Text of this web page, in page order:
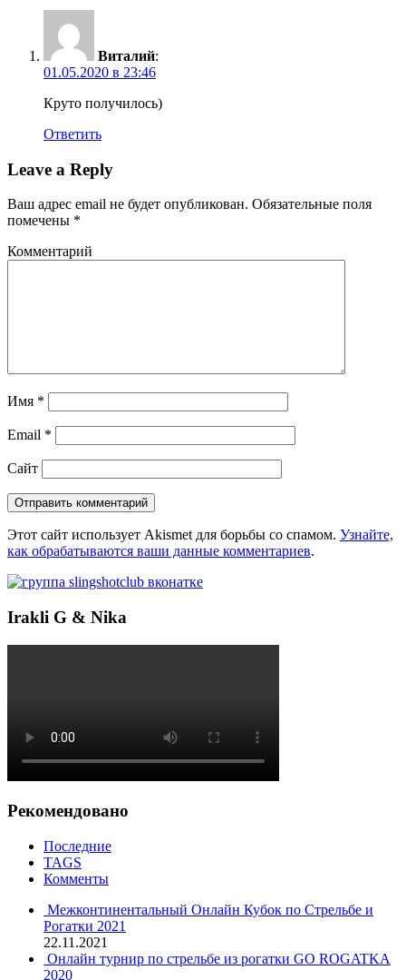
Виталий:
01.05.2020 в 23:46
Круто получилось)
Ответить
Leave a Reply
Ваш адрес email не будет опубликован. Обязательные поля
помечены *
Комментарий
Имя *
Email *
Сайт
Этот сайт использует Akismet для борьбы со спамом. Узнайте,
как обрабатываются ваши данные комментариев.
Irakli G & Nika
Рекомендовано
Последние
TAGS
Комменты
Межконтинентальный Онлайн Кубок по Стрельбе и
Рогатки 2021
22.11.2021
Онлайн турнир по стрельбе из рогатки GO ROGATKA
2020